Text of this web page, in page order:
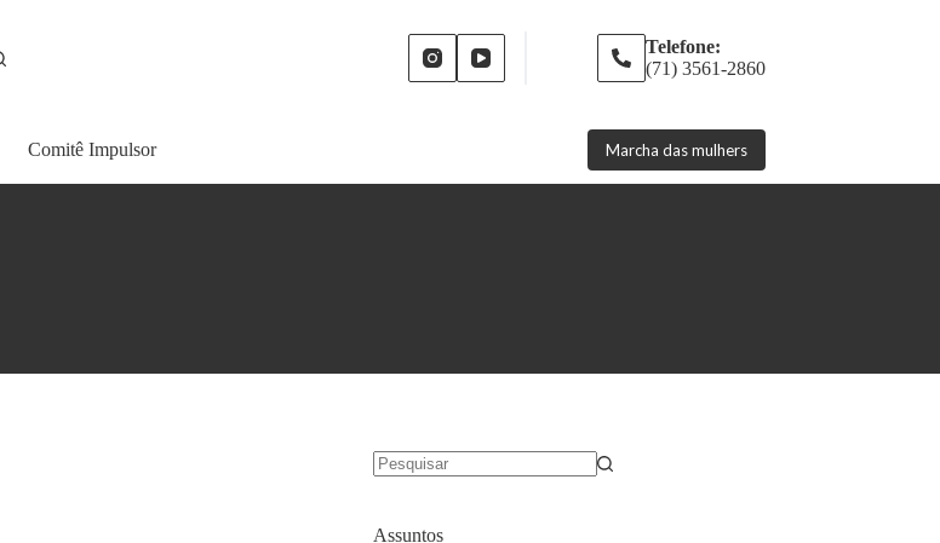
Telefone:
(71) 3561-2860
Comitê Impulsor Marcha das mulhers
Assuntos